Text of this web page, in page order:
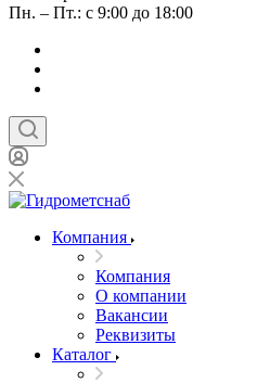
Пн. – Пт.: с 9:00 до 18:00
Компания
Компания
О компании
Вакансии
Реквизиты
Каталог